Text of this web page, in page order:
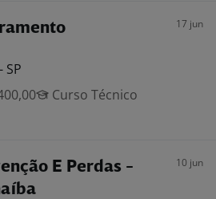
17 jun
SP
Curso Técnico
E Perdas -
10 jun